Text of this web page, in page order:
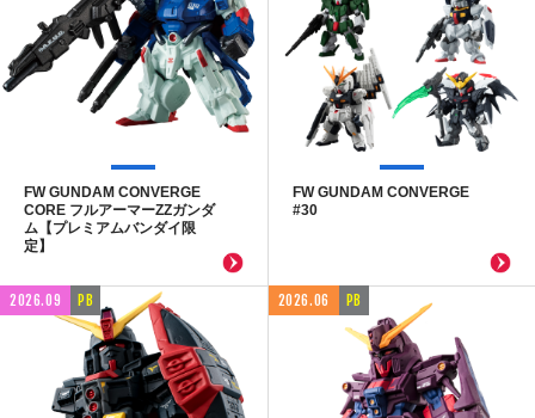
FW GUNDAM CONVERGE
CORE フルアーマーZZガンダ
ム【プレミアムバンダイ限
定】
FW GUNDAM CONVERGE
#30
2026.09 PB 2026.06 PB